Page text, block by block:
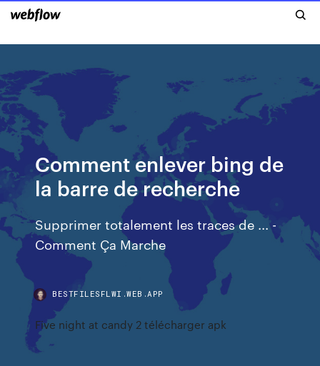
Comment enlever bing de
la barre de recherche
Supprimer totalement les traces de ... -
Comment Ça Marche
BESTFILESFLWI.WEB.APP
Five night at candy 2 télécharger apk